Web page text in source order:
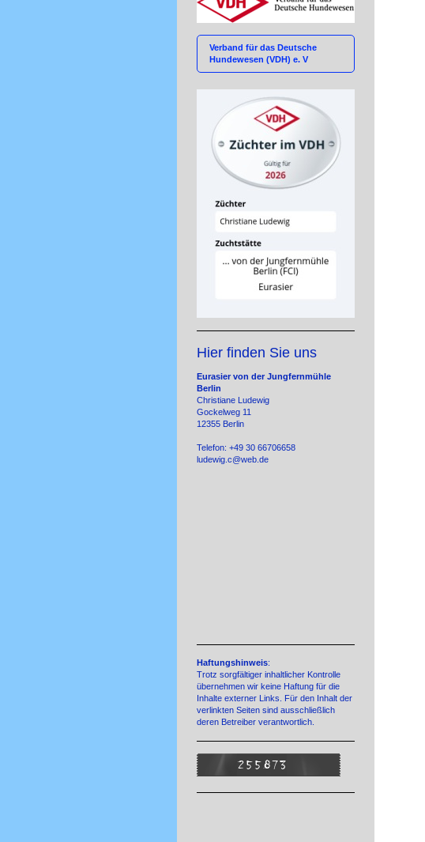
Verband für das Deutsche
Hundewesen (VDH) e. V
Hier finden Sie uns
Eurasier von der Jungfernmühle
Berlin
Christiane Ludewig
Gockelweg 11
12355 Berlin
Telefon: +49 30 66706658
ludewig.c@web.de
Haftungshinweis:
Trotz sorgfältiger inhaltlicher Kontrolle
übernehmen wir keine Haftung für die
Inhalte externer Links. Für den Inhalt der
verlinkten Seiten sind ausschließlich
deren Betreiber verantwortlich.